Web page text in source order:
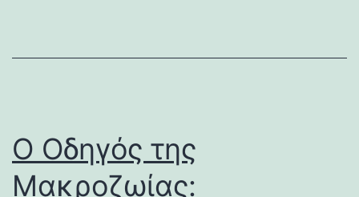
Ο Οδηγός της
Μακροζωίας: